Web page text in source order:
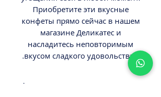
Приобретите эти вкусные
конфеты прямо сейчас в нашем
магазине Деликатес и
насладитесь неповторимым
вкусом сладкого удовольствия.